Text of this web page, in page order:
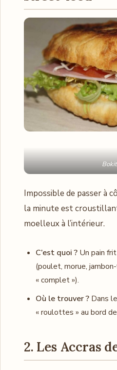
Bokit
Impossible de passer à
la minute est
moelleux à l’intérieur.
C’est quoi ? Un pain
(poulet, morue,
« complet »).
Où le trouver ? Dans
« roulottes » au bord
2. Les Accras